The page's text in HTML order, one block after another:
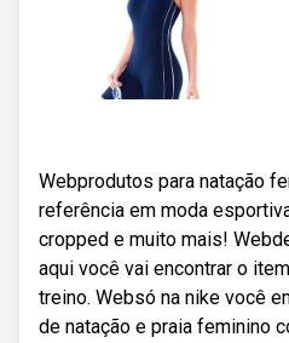
Webprodutos para natação
referência em moda
cropped e muito mais!
aqui você vai encontrar o
treino. Websó na nike você
de natação e praia feminino